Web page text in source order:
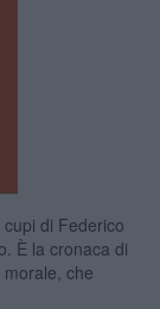
di Federico
È la cronaca di
che